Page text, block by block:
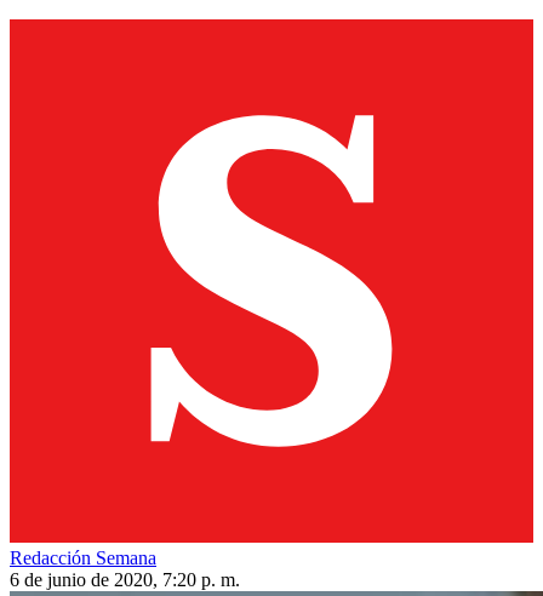
Redacción Semana
6 de junio de 2020, 7:20 p. m.